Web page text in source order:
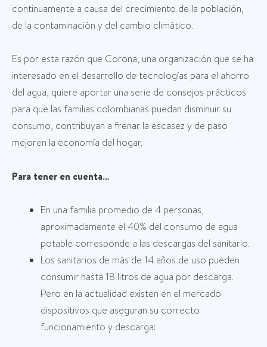
continuamente a causa del crecimiento de la población,
de la contaminación y del cambio climático.
Es por esta razón que Corona, una organización que se ha
interesado en el desarrollo de tecnologías para el ahorro
del agua, quiere aportar una serie de consejos prácticos
para que las familias colombianas puedan disminuir su
consumo, contribuyan a frenar la escasez y de paso
mejoren la economía del hogar.
Para tener en cuenta…
En una familia promedio de 4 personas,
aproximadamente el 40% del consumo de agua
potable corresponde a las descargas del sanitario.
Los sanitarios de más de 14 años de uso pueden
consumir hasta 18 litros de agua por descarga.
Pero en la actualidad existen en el mercado
dispositivos que aseguran su correcto
funcionamiento y descarga: